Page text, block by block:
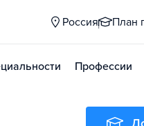
Россия План
Профессии